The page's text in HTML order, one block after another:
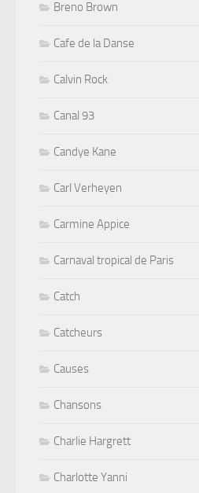
Breno Brown
Cafe de la Danse
Calvin Rock
Canal 93
Candye Kane
Carl Verheyen
Carmine Appice
Carnaval tropical de Paris
Catch
Catcheurs
Causes
Chansons
Charlie Hargrett
Charlotte Yanni